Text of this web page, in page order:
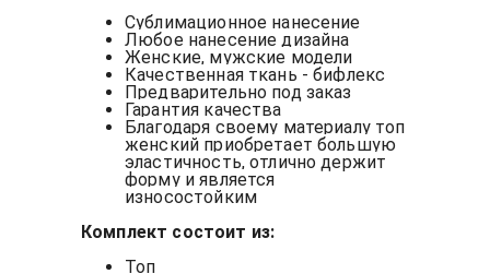
Сублимационное нанесение
Любое нанесение дизайна
Женские, мужские модели
Качественная ткань - бифлекс
Предварительно под заказ
Гарантия качества
Благодаря своему материалу топ
женский приобретает большую
эластичность, отлично держит
форму и является
износостойким
Комплект состоит из:
Топ